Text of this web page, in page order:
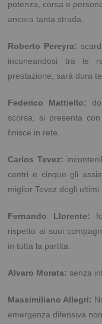
potenza, corsa e
ancora tanta strada.
Roberto Pereyra:
incuneandosi tra le
prestazione, sarà dura
Federico Mattiello:
scorsa, si presenta
finisce in rete.
Carlos Tevez:
centri e cinque gli
miglior Tevez degli ultimi
Fernando Llorente:
rispetto ai suoi
in tutta la partita.
Alvaro Morata: senza
Massimiliano Allegri:
emergenza difensiva